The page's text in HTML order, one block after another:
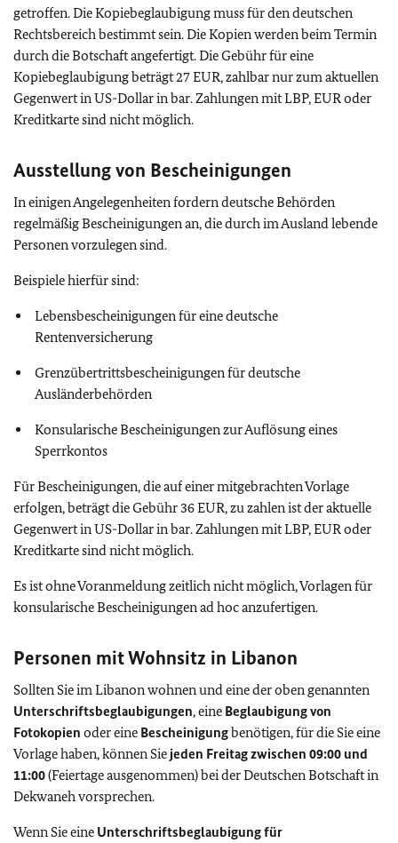
getroffen. Die Kopiebeglaubigung muss für den deutschen
Rechtsbereich bestimmt sein. Die Kopien werden beim Termin
durch die Botschaft angefertigt. Die Gebühr für eine
Kopiebeglaubigung beträgt 27 EUR, zahlbar nur zum aktuellen
Gegenwert in US-Dollar in bar. Zahlungen mit LBP, EUR oder
Kreditkarte sind nicht möglich.
Ausstellung von Bescheinigungen
In einigen Angelegenheiten fordern deutsche Behörden
regelmäßig Bescheinigungen an, die durch im Ausland lebende
Personen vorzulegen sind.
Beispiele hierfür sind:
Lebensbescheinigungen für eine deutsche
Rentenversicherung
Grenzübertrittsbescheinigungen für deutsche
Ausländerbehörden
Konsularische Bescheinigungen zur Auflösung eines
Sperrkontos
Für Bescheinigungen, die auf einer mitgebrachten Vorlage
erfolgen, beträgt die Gebühr 36 EUR, zu zahlen ist der aktuelle
Gegenwert in US-Dollar in bar. Zahlungen mit LBP, EUR oder
Kreditkarte sind nicht möglich.
Es ist ohne Voranmeldung zeitlich nicht möglich, Vorlagen für
konsularische Bescheinigungen ad hoc anzufertigen.
Personen mit Wohnsitz in Libanon
Sollten Sie im Libanon wohnen und eine der oben genannten
Unterschriftsbeglaubigungen, eine Beglaubigung von
Fotokopien oder eine Bescheinigungbenötigen, für die Sie eine
Vorlage haben, können Sie jeden Freitag zwischen 09:00 und
11:00(Feiertage ausgenommen) bei der Deutschen Botschaft in
Dekwaneh vorsprechen.
Wenn Sie eine Unterschriftsbeglaubigung für